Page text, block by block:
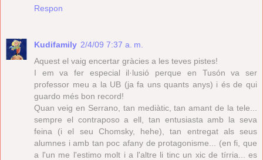
Respon
Kudifamily 2/4/09 7:37 a. m.
Aquest el vaig encertar gràcies a les teves pistes!
I em va fer especial il·lusió perque en Tusón va ser
professor meu a la UB (ja fa uns quants anys) i és de qui
guardo més bon record!
Quan veig en Serrano, tan mediàtic, tan amant de la tele...
sempre el contraposo a ell, tan entusiasta amb la seva
feina (i el seu Chomsky, hehe), tan entregat als seus
alumnes i amb tan poc afany de protagonisme... (en fi, que
a l'un me l'estimo molt i a l'altre li tinc un xic de tírria... es